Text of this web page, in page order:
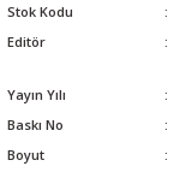
Stok Kodu
Editör
Yayın Yılı
Baskı No
Boyut